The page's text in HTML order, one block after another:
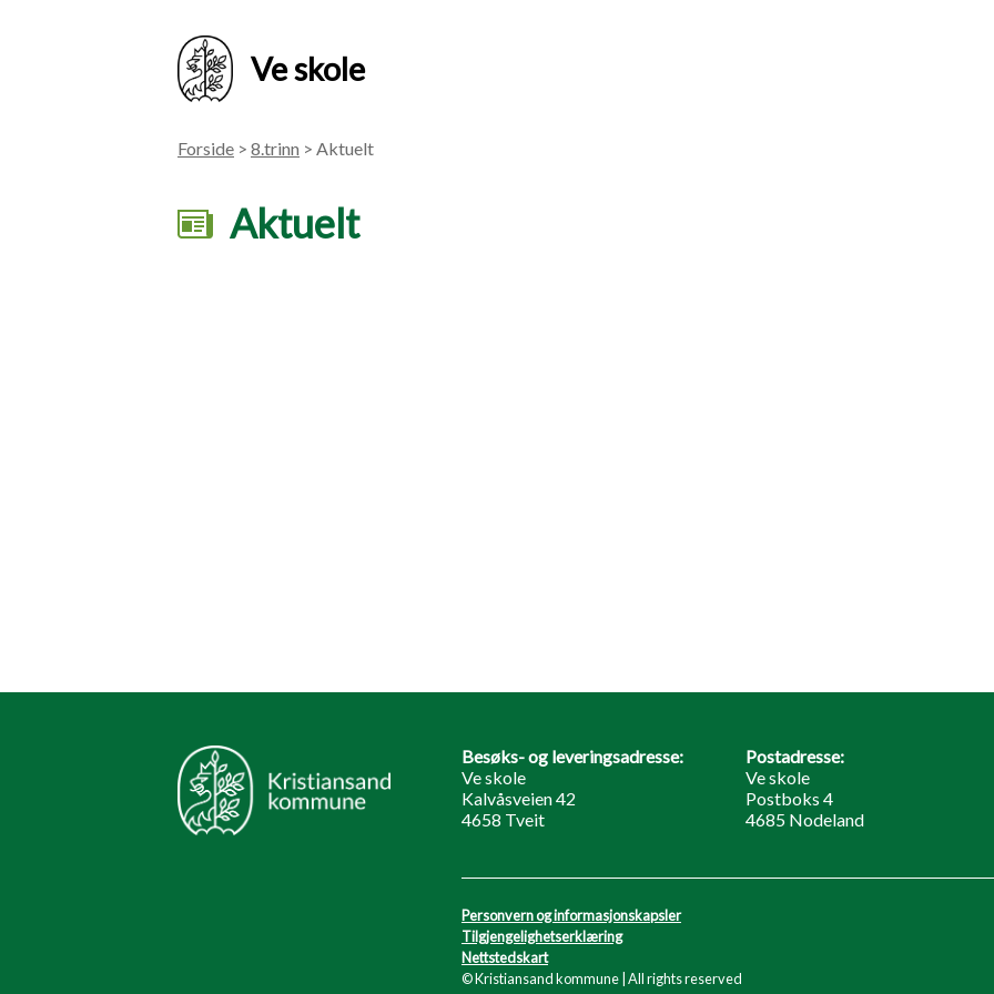
Ve skole
Forside > 8.trinn > Aktuelt
Aktuelt
Besøks- og leveringsadresse:
Ve skole
Kalvåsveien 42
4658 Tveit
Postadresse:
Ve skole
Postboks 4
4685 Nodeland
Personvern og informasjonskapsler
Tilgjengelighetserklæring
Nettstedskart
© Kristiansand kommune | All rights reserved